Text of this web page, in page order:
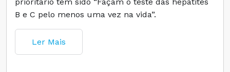
B e C pelo menos uma vez na vida”.
Ler Mais